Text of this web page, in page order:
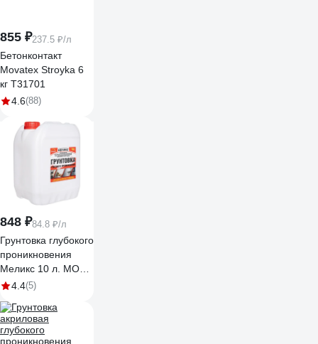
855 ₽237.5 ₽/л
Бетонконтакт
Movatex Stroyka 6
кг Т31701
4.6(88)
848 ₽84.8 ₽/л
Грунтовка глубокого
проникновения
Меликс 10 л. MOS-
10ГГП01
4.4(5)